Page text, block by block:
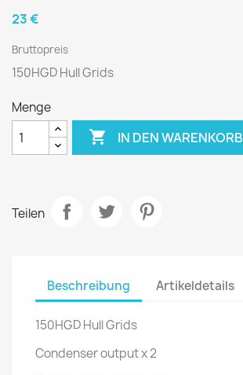
23 €
Bruttopreis
150HGD Hull Grids
Menge
 IN DEN WARENKORB
Teilen
Beschreibung Artikeldetails
150HGD Hull Grids
Condenser output x 2